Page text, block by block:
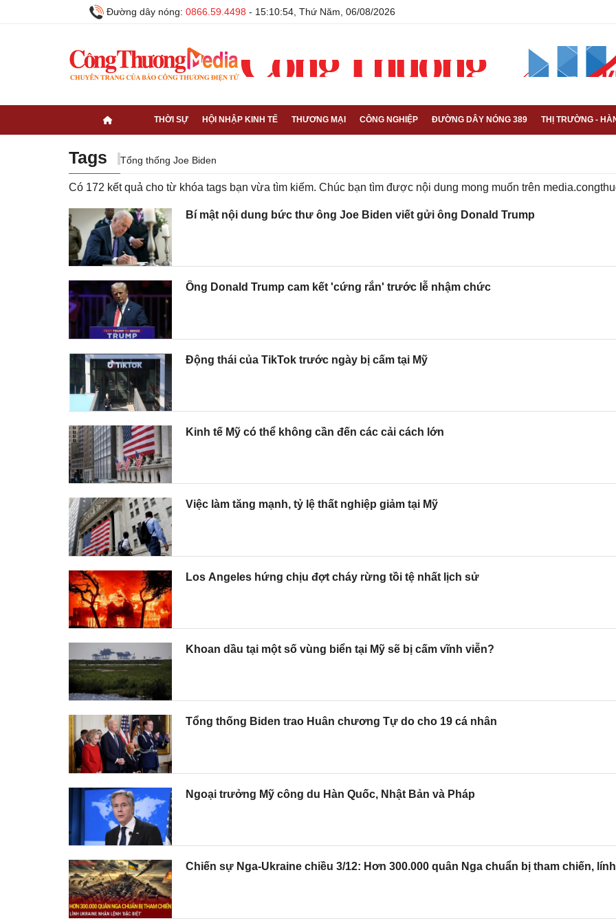
Đường dây nóng: 0866.59.4498 - 15:10:55, Thứ Năm, 06/08/2026
THỜI SỰ HỘI NHẬP KINH TẾ THƯƠNG MẠI CÔNG NGHIỆP ĐƯỜNG DÂY NÓNG 389 THỊ TRƯỜNG -
Tags Tổng thống Joe Biden
Có 172 kết quả cho từ khóa tags bạn vừa tìm kiếm. Chúc bạn tìm được nội dung mong muốn trên
Bí mật nội dung bức thư ông Joe Biden viết gửi ông Donald Trump
Ông Donald Trump cam kết 'cứng rắn' trước lễ nhậm chức
Động thái của TikTok trước ngày bị cấm tại Mỹ
Kinh tế Mỹ có thể không cần đến các cải cách lớn
Việc làm tăng mạnh, tỷ lệ thất nghiệp giảm tại Mỹ
Los Angeles hứng chịu đợt cháy rừng tồi tệ nhất lịch sử
Khoan dầu tại một số vùng biển tại Mỹ sẽ bị cấm vĩnh viễn?
Tổng thống Biden trao Huân chương Tự do cho 19 cá nhân
Ngoại trưởng Mỹ công du Hàn Quốc, Nhật Bản và Pháp
Chiến sự Nga-Ukraine chiều 3/12: Hơn 300.000 quân Nga chuẩn bị tham chiến,